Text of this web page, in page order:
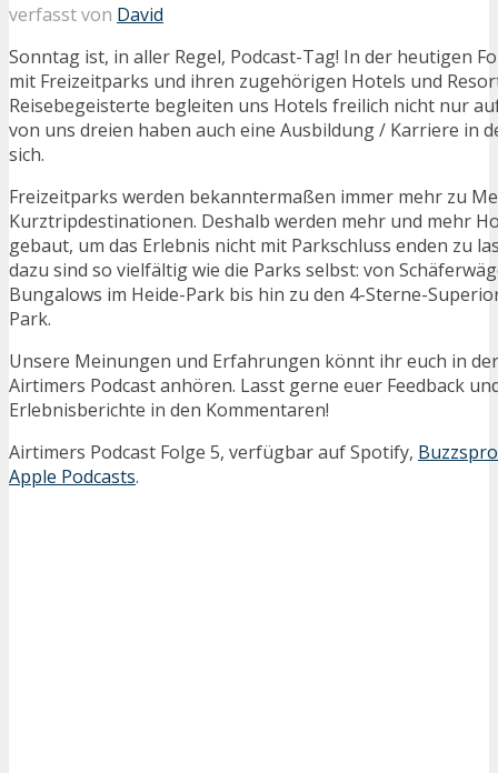
verfasst von David
Sonntag ist, in aller Regel, Podcast-Tag! In der heutigen
mit Freizeitparks und ihren zugehörigen Hotels und
Reisebegeisterte begleiten uns Hotels freilich nicht nur
von uns dreien haben auch eine Ausbildung / Karriere in
sich.
Freizeitparks werden bekanntermaßen immer mehr zu
Kurztripdestinationen. Deshalb werden mehr und mehr
gebaut, um das Erlebnis nicht mit Parkschluss enden zu
dazu sind so vielfältig wie die Parks selbst: von
Bungalows im Heide-Park bis hin zu den 4-Sterne-
Park.
Unsere Meinungen und Erfahrungen könnt ihr euch in
Airtimers Podcast anhören. Lasst gerne euer Feedback
Erlebnisberichte in den Kommentaren!
Airtimers Podcast Folge 5, verfügbar auf Spotify,
Apple Podcasts.